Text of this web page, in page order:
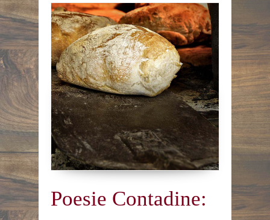
Poesie Contadine: